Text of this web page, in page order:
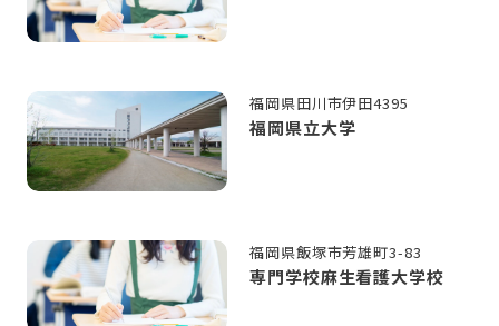
福岡県田川市伊田4395
福岡県立大学
福岡県飯塚市芳雄町3-83
専門学校麻生看護大学校